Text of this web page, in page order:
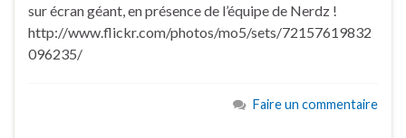
sur écran géant, en présence de l’équipe de Nerdz !
http://www.flickr.com/photos/mo5/sets/72157619832
096235/
Faire un commentaire